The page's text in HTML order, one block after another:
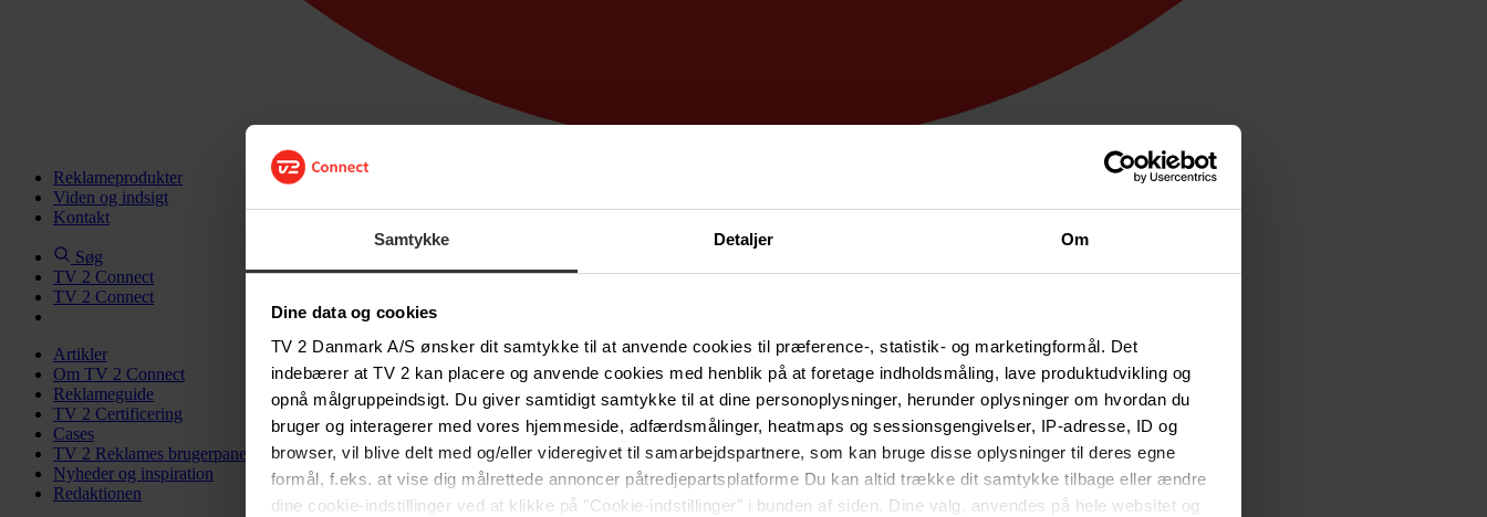
Samtykke Detaljer Om
Dine data og cookies
TV 2 Danmark A/S ønsker dit samtykke til at anvende cookies til præference-, statistik- og marketingformål. Det
indebærer at TV 2 kan placere og anvende cookies med henblik på at foretage indholdsmåling, lave produktudvikling og
opnå målgruppeindsigt. Du giver samtidigt samtykke til at dine personoplysninger, herunder oplysninger om hvordan du
bruger og interagerer med vores hjemmeside, adfærdsmålinger, heatmaps og sessionsgengivelser, IP-adresse, ID og
browser, vil blive delt med og/eller videregivet til samarbejdspartnere, som kan bruge disse oplysninger til deres egne
formål, f.eks. at vise dig målrettede annoncer påtredjepartsplatforme Du kan altid trække dit samtykke tilbage eller ændre
dine cookie-indstillinger ved at klikke på "Cookie-indstillinger" i bunden af siden. Dine valg, anvendes på hele websitet og
Reklameprodukter
Viden og indsigt
Kontakt
Søg
TV 2 Connect
TV 2 Connect
Artikler
Om TV 2 Connect
Reklameguide
TV 2 Certificering
Cases
TV 2 Reklames brugerpanel
Nyheder og inspiration
Redaktionen